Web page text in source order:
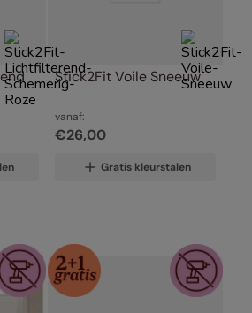
Stick2Fit Voile Sneeuw
vanaf:
€26,00
Gratis kleurstalen